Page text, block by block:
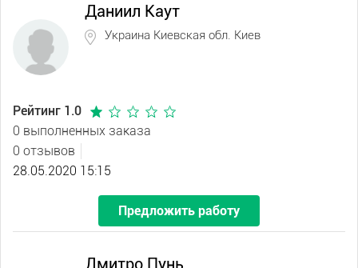
Даниил Каут
Украина Киевская обл. Киев
Рейтинг 1.0
0 выполненных заказа
0 отзывов
28.05.2020 15:15
Предложить работу
Дмитро Пунь